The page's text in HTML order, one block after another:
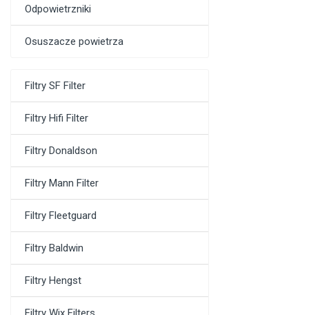
Odpowietrzniki
Osuszacze powietrza
Filtry SF Filter
Filtry Hifi Filter
Filtry Donaldson
Filtry Mann Filter
Filtry Fleetguard
Filtry Baldwin
Filtry Hengst